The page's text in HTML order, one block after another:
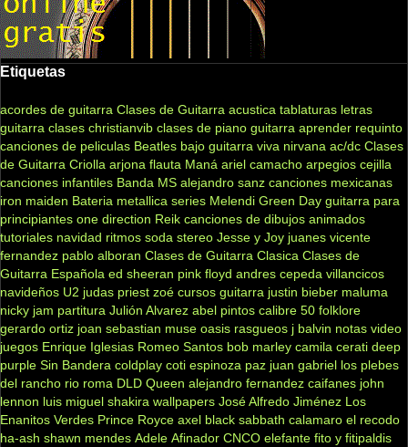
Etiquetas
acordes de guitarra Clases de Guitarra acustica tablaturas letras
guitarra clases christianvib clases de piano guitarra aprender requinto
canciones de peliculas Beatles bajo guitarra viva nirvana ac/dc Clases
de Guitarra Criolla arjona flauta Maná ariel camacho arpegios cejilla
canciones infantiles Banda MS alejandro sanz canciones mexicanas
iron maiden Bateria metallica series Melendi Green Day guitarra para
principiantes one direction Reik canciones de dibujos animados
tutoriales navidad ritmos soda stereo Jesse y Joy juanes vicente
fernandez pablo alboran Clases de Guitarra Clasica Clases de
Guitarra Española ed sheeran pink floyd andres cepeda villancicos
navideños U2 judas priest zoé cursos guitarra justin bieber maluma
nicky jam partitura Julión Alvarez abel pintos calibre 50 folklore
gerardo ortiz joan sebastian muse oasis rasgueos j balvin notas video
juegos Enrique Iglesias Romeo Santos bob marley camila cerati deep
purple Sin Bandera coldplay coti espinoza paz juan gabriel los plebes
del rancho rio roma DLD Queen alejandro fernandez caifanes john
lennon luis miguel shakira wallpapers José Alfredo Jiménez Los
Enanitos Verdes Prince Royce axel black sabbath calamaro el recodo
ha-ash shawn mendes Adele Afinador CNCO elefante fito y fitipaldis